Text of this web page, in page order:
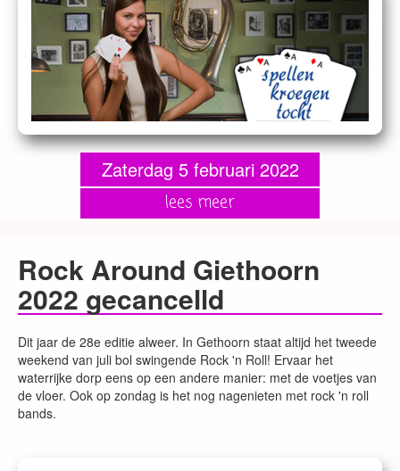
Zaterdag 5 februari 2022
lees meer
Rock Around Giethoorn
2022 gecancelld
Dit jaar de 28e editie alweer. In Gethoorn staat altijd het tweede
weekend van juli bol swingende Rock 'n Roll! Ervaar het
waterrijke dorp eens op een andere manier: met de voetjes van
de vloer. Ook op zondag is het nog nagenieten met rock 'n roll
bands.